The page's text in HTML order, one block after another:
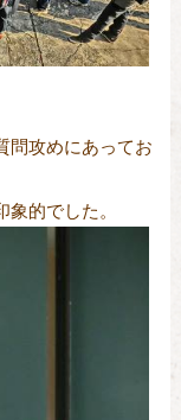
問攻めにあってお
的でした。